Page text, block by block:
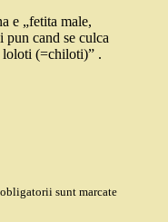
e „fetita male,
pun cand se culca
loloti (=chiloti)” .
sunt marcate